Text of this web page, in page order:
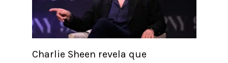
Charlie Sheen revela que